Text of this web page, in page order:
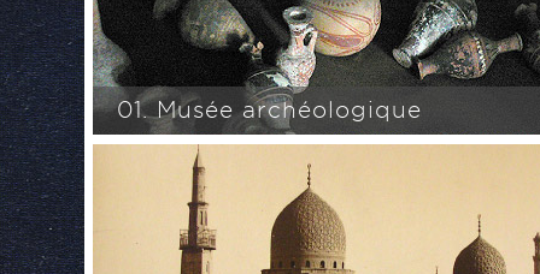
01. Musée archéologique